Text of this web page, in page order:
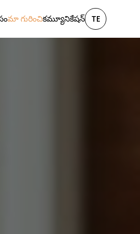
మా గురించికమ్యూనికేషన్ TE